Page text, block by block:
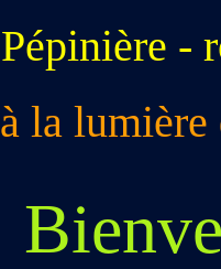
Pépinière -
à la